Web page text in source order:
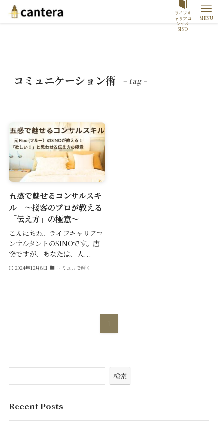
ライフキ
ャリアコ
ンサル
SINO
MENU
コミュニケーション術 – tag –
五感で魅せるコンサルスキ
ル ～接客のプロが教える
「伝え方」の極意～
こんにちわ。ライフキャリアコ
ンサルタントのSINOです。唐
突ですが、あなたは、人...
2024年12月8日 コミュ力で輝く
1
検索
Recent Posts